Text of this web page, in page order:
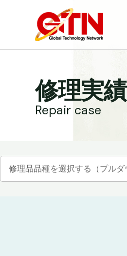
修理実績
Repair case